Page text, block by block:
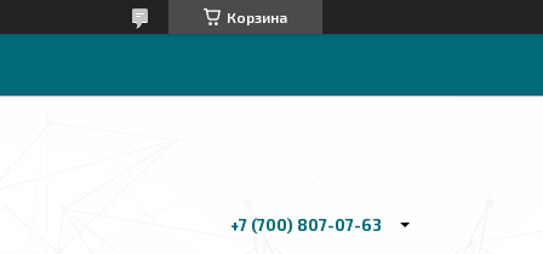
Корзина
+7 (700) 807-07-63